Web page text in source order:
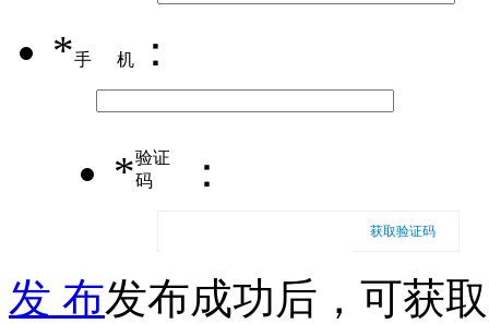
*手机 ：
*验证
码
：
获取验证码
发 布发布成功后，可获